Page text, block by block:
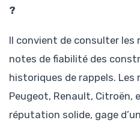
?
Il convient de consulter
notes de fiabilité des
historiques de rappels. Les
Peugeot, Renault, Citroën,
réputation solide, gage